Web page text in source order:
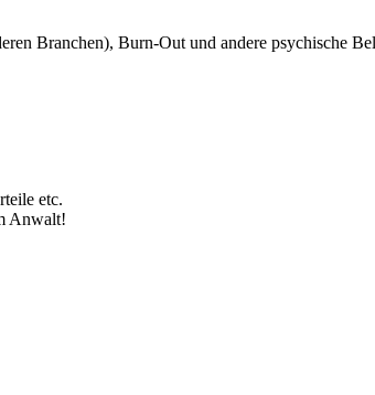
Branchen), Burn-Out und andere psychische
etc.
Anwalt!